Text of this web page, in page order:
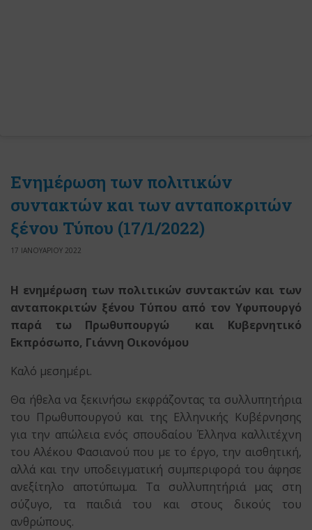
Ενημέρωση των πολιτικών
συντακτών και των ανταποκριτών
ξένου Τύπου (17/1/2022)
17 ΙΑΝΟΥΑΡΙΟΥ 2022
Η ενημέρωση των πολιτικών συντακτών και των
ανταποκριτών ξένου Τύπου από τον Υφυπουργό
παρά τω Πρωθυπουργώ
και Κυβερνητικό
Εκπρόσωπο, Γιάννη Οικονόμου
Καλό μεσημέρι.
Θα ήθελα να ξεκινήσω εκφράζοντας τα συλλυπητήρια
του Πρωθυπουργού και της Ελληνικής Κυβέρνησης
για την απώλεια ενός σπουδαίου Έλληνα καλλιτέχνη
του Αλέκου Φασιανού που με το έργο, την αισθητική,
αλλά και την υποδειγματική συμπεριφορά του άφησε
ανεξίτηλο αποτύπωμα. Τα συλλυπητήριά μας στη
σύζυγο, τα παιδιά του και στους δικούς του
ανθρώπους.